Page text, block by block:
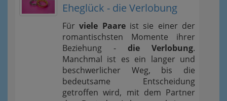
Eheglück - die Verlobung
Fürviele Paareist sie einer der
romantischsten Momente ihrer
Beziehung - die Verlobung.
Manchmal ist es ein langer und
beschwerlicher Weg, bis die
bedeutsame Entscheidung
getroffen wird, mit dem Partner